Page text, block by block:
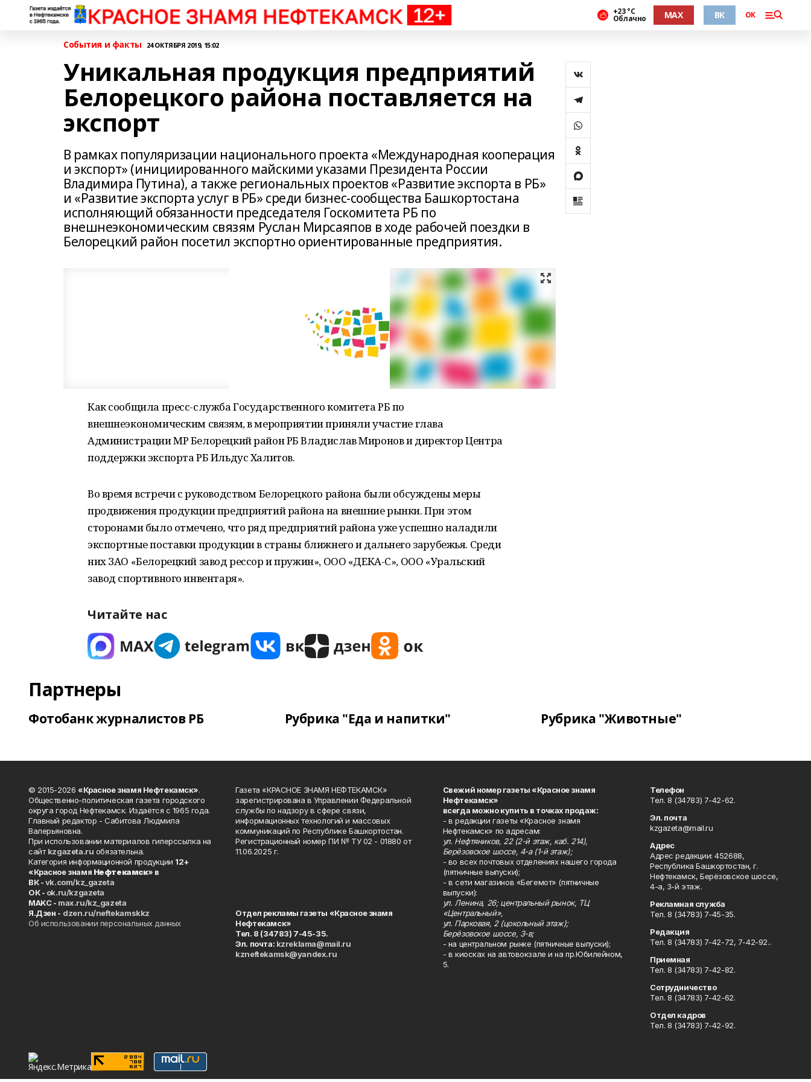
+23 °С
Облачно MAX ВК ОК
События и факты 24 ОКТЯБРЯ 2019, 15:02
Уникальная продукция предприятий
Белорецкого района поставляется на
экспорт
В рамках популяризации национального проекта «Международная кооперация
и экспорт» (инициированного майскими указами Президента России
Владимира Путина), а также региональных проектов «Развитие экспорта в РБ»
и «Развитие экспорта услуг в РБ» среди бизнес-сообщества Башкортостана
исполняющий обязанности председателя Госкомитета РБ по
внешнеэкономическим связям Руслан Мирсаяпов в ходе рабочей поездки в
Белорецкий район посетил экспортно ориентированные предприятия.
Как сообщила пресс-служба Государственного комитета РБ по
внешнеэкономическим связям, в мероприятии приняли участие глава
Администрации МР Белорецкий район РБ Владислав Миронов и директор Центра
поддержки экспорта РБ Ильдус Халитов.
Во время встречи с руководством Белорецкого района были обсуждены меры
продвижения продукции предприятий района на внешние рынки. При этом
сторонами было отмечено, что ряд предприятий района уже успешно наладили
экспортные поставки продукции в страны ближнего и дальнего зарубежья. Среди
них ЗАО «Белорецкий завод рессор и пружин», ООО «ДЕКА-С», ООО «Уральский
завод спортивного инвентаря».
Читайте нас
Партнеры
Фотобанк журналистов РБ Рубрика "Еда и напитки" Рубрика "Животные"
© 2015-2026 «Красное знамя Нефтекамск».
Общественно-политическая газета городского
округа город Нефтекамск. Издаётся с 1965 года.
Главный редактор - Сабитова Людмила
Валерьяновна.
При использовании материалов гиперссылка на
сайтkzgazeta.ru обязательна.
Категория информационной продукции 12+
«Красное знамя Нефтекамск» в
ВК -vk.com/kz_gazeta
ОК - ok.ru/kzgazeta
MAKC - max.ru/kz_gazeta
Я.Дзен - dzen.ru/neftekamskkz
Об использовании персональных данных
Газета «КРАСНОЕ ЗНАМЯ НЕФТЕКАМСК»
зарегистрирована в Управлении Федеральной
службы по надзору в сфере связи,
информационных технологий и массовых
коммуникаций по Республике Башкортостан.
Регистрационный номер ПИ № ТУ 02 - 01880 от
11.06.2025 г.
Отдел рекламы газеты «Красное знамя
Нефтекамск»
Тел. 8 (34783) 7-45-35.
Эл. почта: kzreklama@mail.ru
kzneftekamsk@yandex.ru
Свежий номер газеты «Красное знамя
Нефтекамск»
всегда можно купить в точках продаж:
- в редакции газеты «Красное знамя
Нефтекамск» по адресам:
ул. Нефтяников, 22 (2-й этаж, каб. 214),
Берёзовское шоссе, 4-а (1-й этаж);
- во всех почтовых отделениях нашего города
(пятничные выпуски);
- в сети магазинов «Бегемот» (пятничные
выпуски):
ул. Ленина, 26; центральный рынок, ТЦ
«Центральный»,
ул. Парковая, 2 (цокольный этаж);
Берёзовское шоссе, 3-в;
- на центральном рынке (пятничные выпуски);
- в киосках на автовокзале и на пр.Юбилейном,
5.
Телефон
Тел. 8 (34783) 7-42-62.
Эл. почта
kzgazeta@mail.ru
Адрес
Адрес редакции: 452688,
Республика Башкортостан, г.
Нефтекамск, Берёзовское шоссе,
4-а, 3-й этаж.
Рекламная служба
Тел. 8 (34783) 7-45-35.
Редакция
Тел. 8 (34783) 7-42-72, 7-42-92..
Приемная
Тел. 8 (34783) 7-42-82.
Сотрудничество
Тел. 8 (34783) 7-42-62.
Отдел кадров
Тел. 8 (34783) 7-42-92.